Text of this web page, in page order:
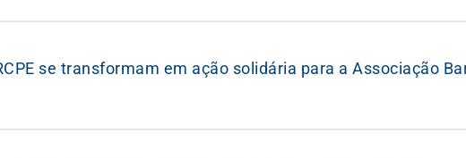
se transformam em ação solidária para a Associação